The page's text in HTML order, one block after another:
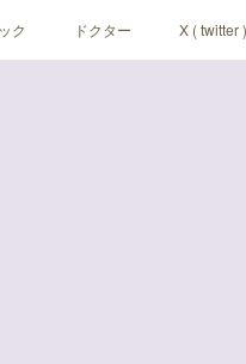
ク ドクター X ( twitter )